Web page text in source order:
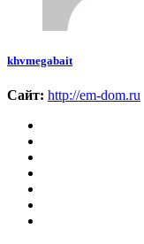
khvmegabait
Сайт: http://em-dom.ru